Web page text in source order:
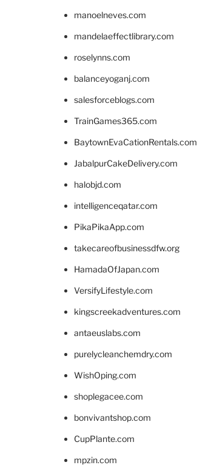
manoelneves.com
mandelaeffectlibrary.com
roselynns.com
balanceyoganj.com
salesforceblogs.com
TrainGames365.com
BaytownEvaCationRentals.com
JabalpurCakeDelivery.com
halobjd.com
intelligenceqatar.com
PikaPikaApp.com
takecareofbusinessdfw.org
HamadaOfJapan.com
VersifyLifestyle.com
kingscreekadventures.com
antaeuslabs.com
purelycleanchemdry.com
WishOping.com
shoplegacee.com
bonvivantshop.com
CupPlante.com
mpzin.com